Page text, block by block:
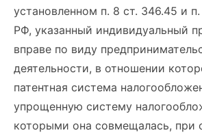
установленном п. 8 ст. 346.45 и
РФ, указанный индивидуальный
вправе по виду
деятельности, в отношении
патентная система
упрощенную систему
которыми она совмещалась, при